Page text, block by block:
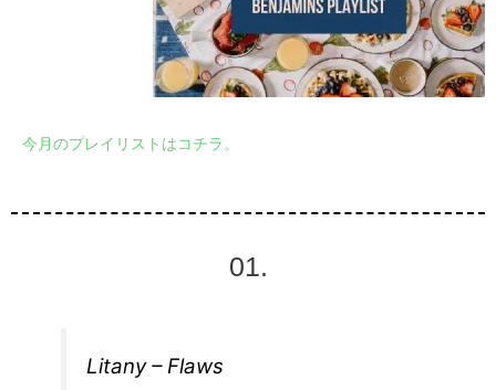
今月のプレイリストはコチラ。
01.
Litany – Flaws